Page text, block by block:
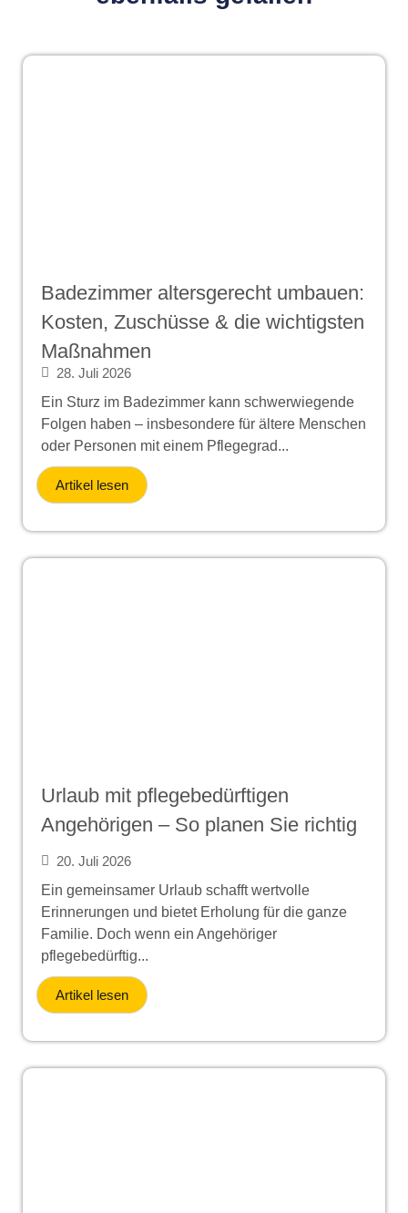
Badezimmer altersgerecht umbauen:
Kosten, Zuschüsse & die wichtigsten
Maßnahmen
28. Juli 2026
Ein Sturz im Badezimmer kann schwerwiegende
Folgen haben – insbesondere für ältere Menschen
oder Personen mit einem Pflegegrad...
Artikel lesen
Urlaub mit pflegebedürftigen
Angehörigen – So planen Sie richtig
20. Juli 2026
Ein gemeinsamer Urlaub schafft wertvolle
Erinnerungen und bietet Erholung für die ganze
Familie. Doch wenn ein Angehöriger
pflegebedürftig...
Artikel lesen